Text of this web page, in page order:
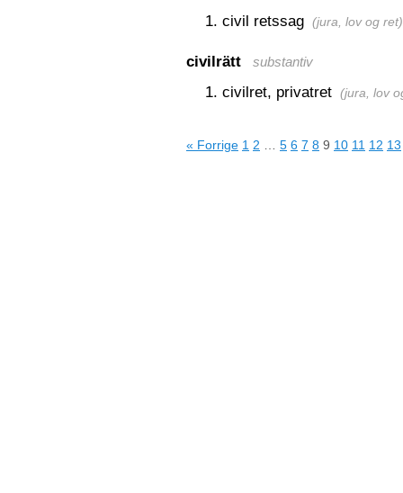
civil retssag (jura, lov og ret)
civilrätt substantiv
civilret, privatret (jura, lov
« Forrige 1 2 5 6 7 8 9 10 11 12 13